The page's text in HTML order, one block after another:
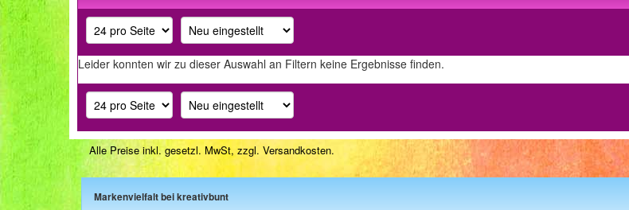
Leider konnten wir zu dieser Auswahl an Filtern keine Ergebnisse finden.
Alle Preise inkl. gesetzl. MwSt, zzgl. Versandkosten.
Markenvielfalt bei kreativbunt